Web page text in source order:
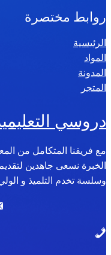
روابط مختصرة
الرئيسية
المواد
المدونة
المتجر
دروسي
مع فريقنا المتكامل من
الخبرة نسعى جاهدين
وسلسة تخدم التلميذ و